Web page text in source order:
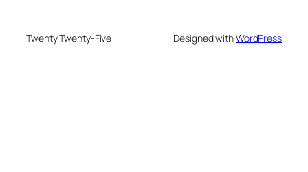
Twenty Twenty-Five Designed withWordPress